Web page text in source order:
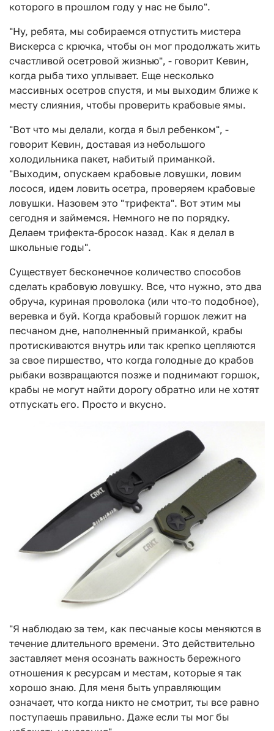
которого в прошлом году у нас не было".
"Ну, ребята, мы собираемся отпустить мистера
Вискерса с крючка, чтобы он мог продолжать жить
счастливой осетровой жизнью", - говорит Кевин,
когда рыба тихо уплывает. Еще несколько
массивных осетров спустя, и мы выходим ближе к
месту слияния, чтобы проверить крабовые ямы.
"Вот что мы делали, когда я был ребенком", -
говорит Кевин, доставая из небольшого
холодильника пакет, набитый приманкой.
"Выходим, опускаем крабовые ловушки, ловим
лосося, идем ловить осетра, проверяем крабовые
ловушки. Назовем это "трифекта". Вот этим мы
сегодня и займемся. Немного не по порядку.
Делаем трифекта-бросок назад. Как я делал в
школьные годы".
Существует бесконечное количество способов
сделать крабовую ловушку. Все, что нужно, это два
обруча, куриная проволока (или что-то подобное),
веревка и буй. Когда крабовый горшок лежит на
песчаном дне, наполненный приманкой, крабы
протискиваются внутрь или так крепко цепляются
за свое пиршество, что когда голодные до крабов
рыбаки возвращаются позже и поднимают горшок,
крабы не могут найти дорогу обратно или не хотят
отпускать его. Просто и вкусно.
"Я наблюдаю за тем, как песчаные косы меняются в
течение длительного времени. Это действительно
заставляет меня осознать важность бережного
отношения к ресурсам и местам, которые я так
хорошо знаю. Для меня быть управляющим
означает, что когда никто не смотрит, ты все равно
поступаешь правильно. Даже если ты мог бы